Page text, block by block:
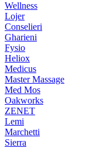
Wellness
Lojer
Conselieri
Gharieni
Fysio
Heliox
Medicus
Master Massage
Med Mos
Oakworks
ZENET
Lemi
Marchetti
Sierra